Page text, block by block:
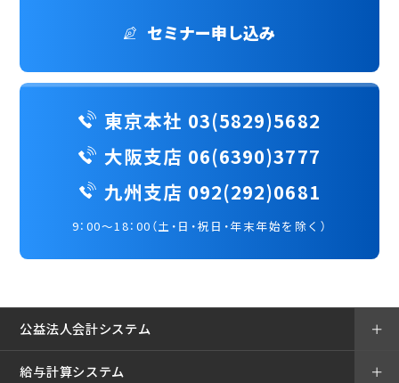
セミナー申し込み
東京本社 03(5829)5682
大阪支店 06(6390)3777
九州支店 092(292)0681
9：00～18：00（土・日・祝日・年末年始を除く）
公益法人会計システム ＋
給与計算システム ＋